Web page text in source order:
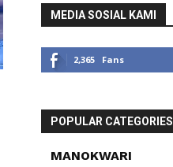
MEDIA SOSIAL KAMI
2,365 Fans
POPULAR CATEGORIES
MANOKWARI